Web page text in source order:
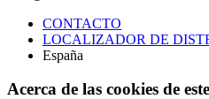
CONTACTO
LOCALIZADOR DE
España
Acerca de las cookies de